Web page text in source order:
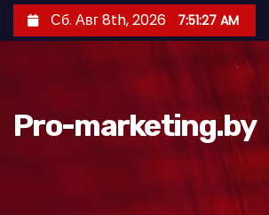
е
Сб. Авг 8th, 2026 7:51:28 AM
Pro-marketing.by